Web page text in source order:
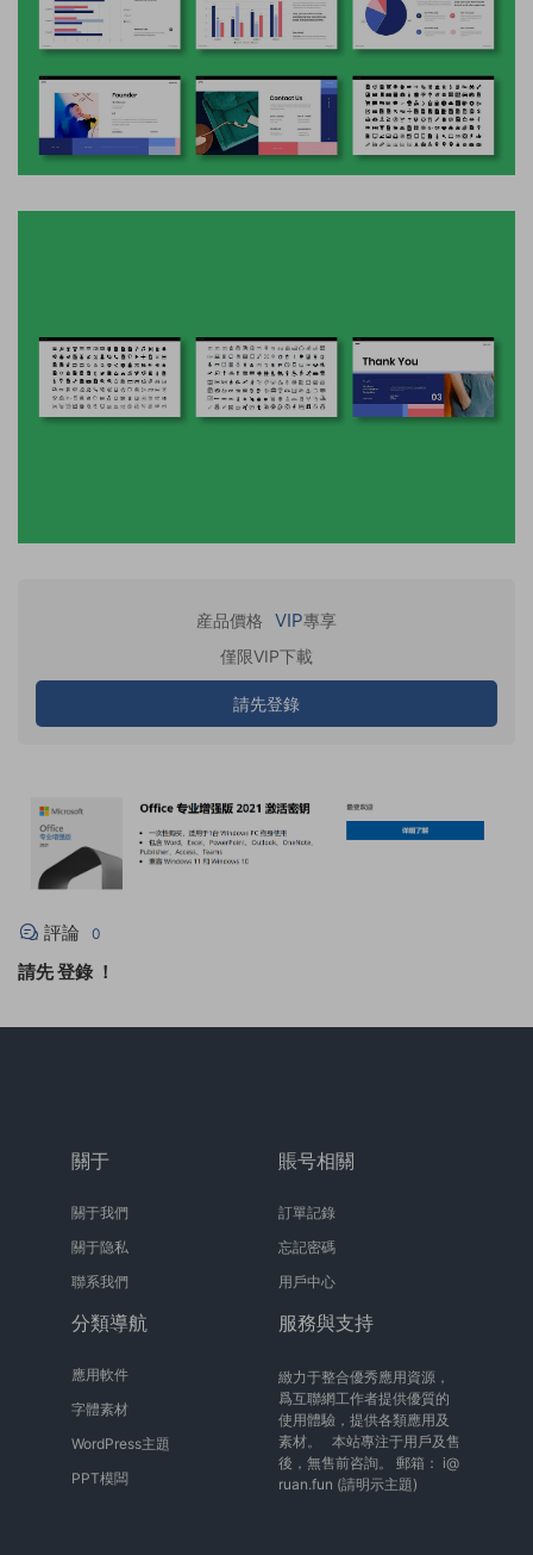
産品價格 VIP專享
僅限VIP下載
請先登錄
評論 0
請先登錄 ！
關于
關于我們
關于隐私
聯系我們
賬号相關
訂單記錄
忘記密碼
用戶中心
分類導航
應用軟件
字體素材
WordPress主題
PPT模闆
服務與支持
緻力于整合優秀應用資源，
爲互聯網工作者提供優質的
使用體驗，提供各類應用及
素材。 本站專注于用戶及售
後，無售前咨詢。 郵箱： i@
ruan.fun (請明示主題)